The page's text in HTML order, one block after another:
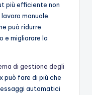
più efficiente non
manuale.
può ridurre
e migliorare la
di gestione degli
può fare di più che
automatici